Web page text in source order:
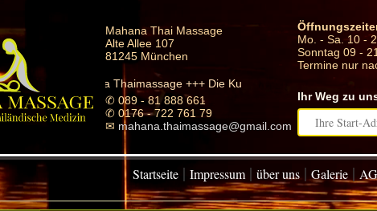
Mahana Thai Massage
Alte Allee 107
81245 München
Thaimassage +++ Die Kunst +++ der traditionellen Thai-Massage
✆ 089 - 81 888 661
✆ 0176 - 722 761 79
✉ mahana.thaimassage@gmail.com
Mo. - Sa. 10 -
Sonntag 09 -
Termine nur
Ihr Weg zu
Startseite | Impressum| über uns| Galerie |